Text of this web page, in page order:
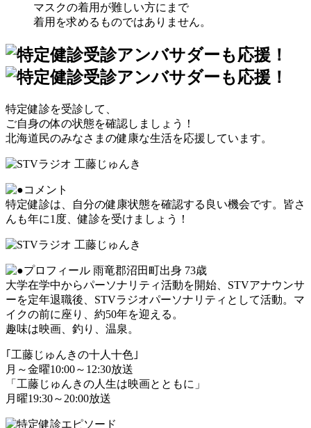
マスクの着用が難しい方にまで
着用を求めるものではありません。
特定健診を受診して、
ご自身の体の状態を確認しましょう！
北海道民のみなさまの健康な生活を応援しています。
特定健診は、自分の健康状態を確認する良い機会です。皆さ
んも年に1度、健診を受けましょう！
雨竜郡沼田町出身 73歳
大学在学中からパーソナリティ活動を開始、STVアナウンサ
ーを定年退職後、STVラジオパーソナリティとして活動。マ
イクの前に座り、約50年を迎える。
趣味は映画、釣り、温泉。
｢工藤じゅんきの十人十色｣
月～金曜10:00～12:30放送
「工藤じゅんきの人生は映画とともに」
月曜19:30～20:00放送